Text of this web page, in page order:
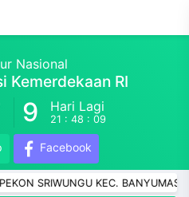
Nasional
Kemerdekaan RI
9 Hari Lagi
21 : 48 : 08
Facebook
KEC. BANYUMAS KAB.